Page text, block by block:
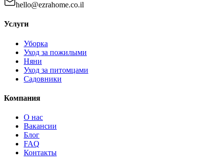
hello@ezrahome.co.il
Услуги
Уборка
Уход за пожилыми
Няни
Уход за питомцами
Садовники
Компания
О нас
Вакансии
Блог
FAQ
Контакты